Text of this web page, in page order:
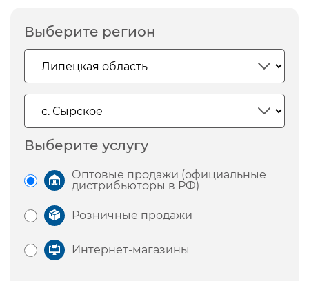
Выберите регион
Выберите услугу
Оптовые продажи (официальные
дистрибьюторы в РФ)
Розничные продажи
Интернет-магазины